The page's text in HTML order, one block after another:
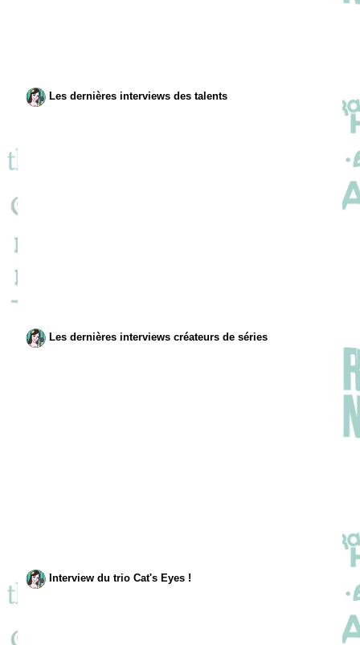
Les dernières interviews des talents
Les dernières interviews créateurs de séries
Interview du trio Cat's Eyes !